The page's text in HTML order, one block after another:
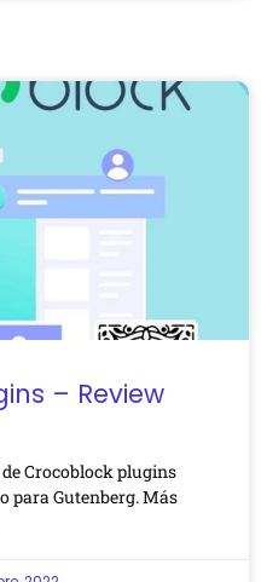
– Review
Crocoblock plugins
para Gutenberg. Más